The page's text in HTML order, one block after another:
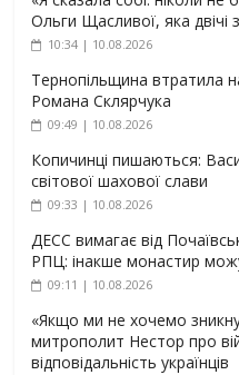
Ольги Щасливої, яка двічі
10:34 | 10.08.2026
Тернопільщина втратила
Романа Склярчука
09:49 | 10.08.2026
Копичинці пишаються:
світової шахової слави
09:33 | 10.08.2026
ДЕСС вимагає від
РПЦ: інакше монастир
09:11 | 10.08.2026
«Якщо ми не хочемо
митрополит Нестор про
відповідальність українців